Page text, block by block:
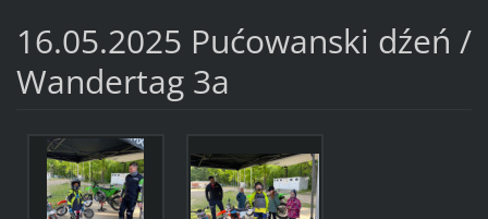
16.05.2025 Pućowanski dźeń /
Wandertag 3a